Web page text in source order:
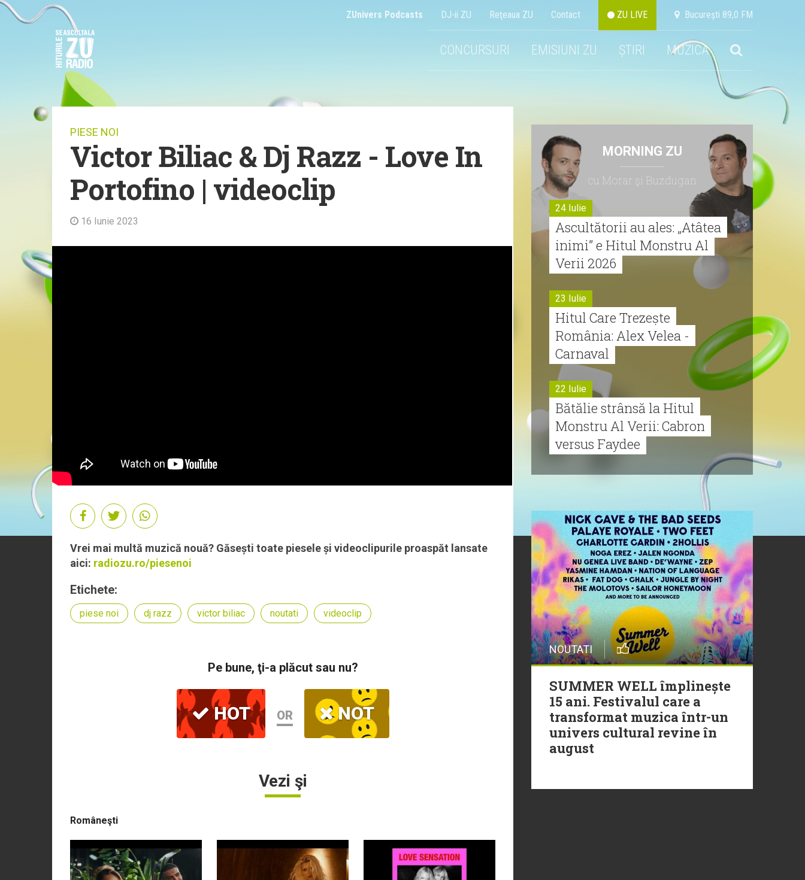
ZUnivers Podcasts DJ-ii ZU Reţeaua ZU Contact ZU LIVE Bucureşti 89,0 FM
CONCURSURI EMISIUNI ZU ȘTIRI MUZICA
PIESE NOI
Victor Biliac & Dj Razz - Love In
Portofino | videoclip
16 Iunie 2023
Vrei mai multă muzică nouă? Găsești toate piesele și videoclipurile proaspăt lansate
aici: radiozu.ro/piesenoi
Etichete:
piese noi dj razz victor biliac noutati videoclip
Pe bune, ţi-a plăcut sau nu?
HOT OR NOT
Vezi şi
Româneşti
MORNING ZU
cu Morar şi Buzdugan
24 Iulie
Ascultătorii au ales: „Atâtea
inimi” e Hitul Monstru Al
Verii 2026
23 Iulie
Hitul Care Trezește
România: Alex Velea -
Carnaval
22 Iulie
Bătălie strânsă la Hitul
Monstru Al Verii: Cabron
versus Faydee
Cabron vine cu Hitul
Monstru al Verii
20 Iulie
Episod nou | Muzica Aia x
DJ Christian Thomson
20 Iulie
Torpedoul lui Morar: Theo
Rose - „Ceai lângă tine”
NOUTATI
SUMMER WELL împlinește
15 ani. Festivalul care a
transformat muzica într-un
univers cultural revine în
august